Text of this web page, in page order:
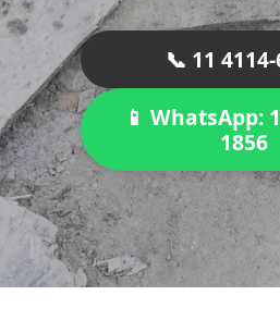
📞 11
📱 WhatsApp:
1856